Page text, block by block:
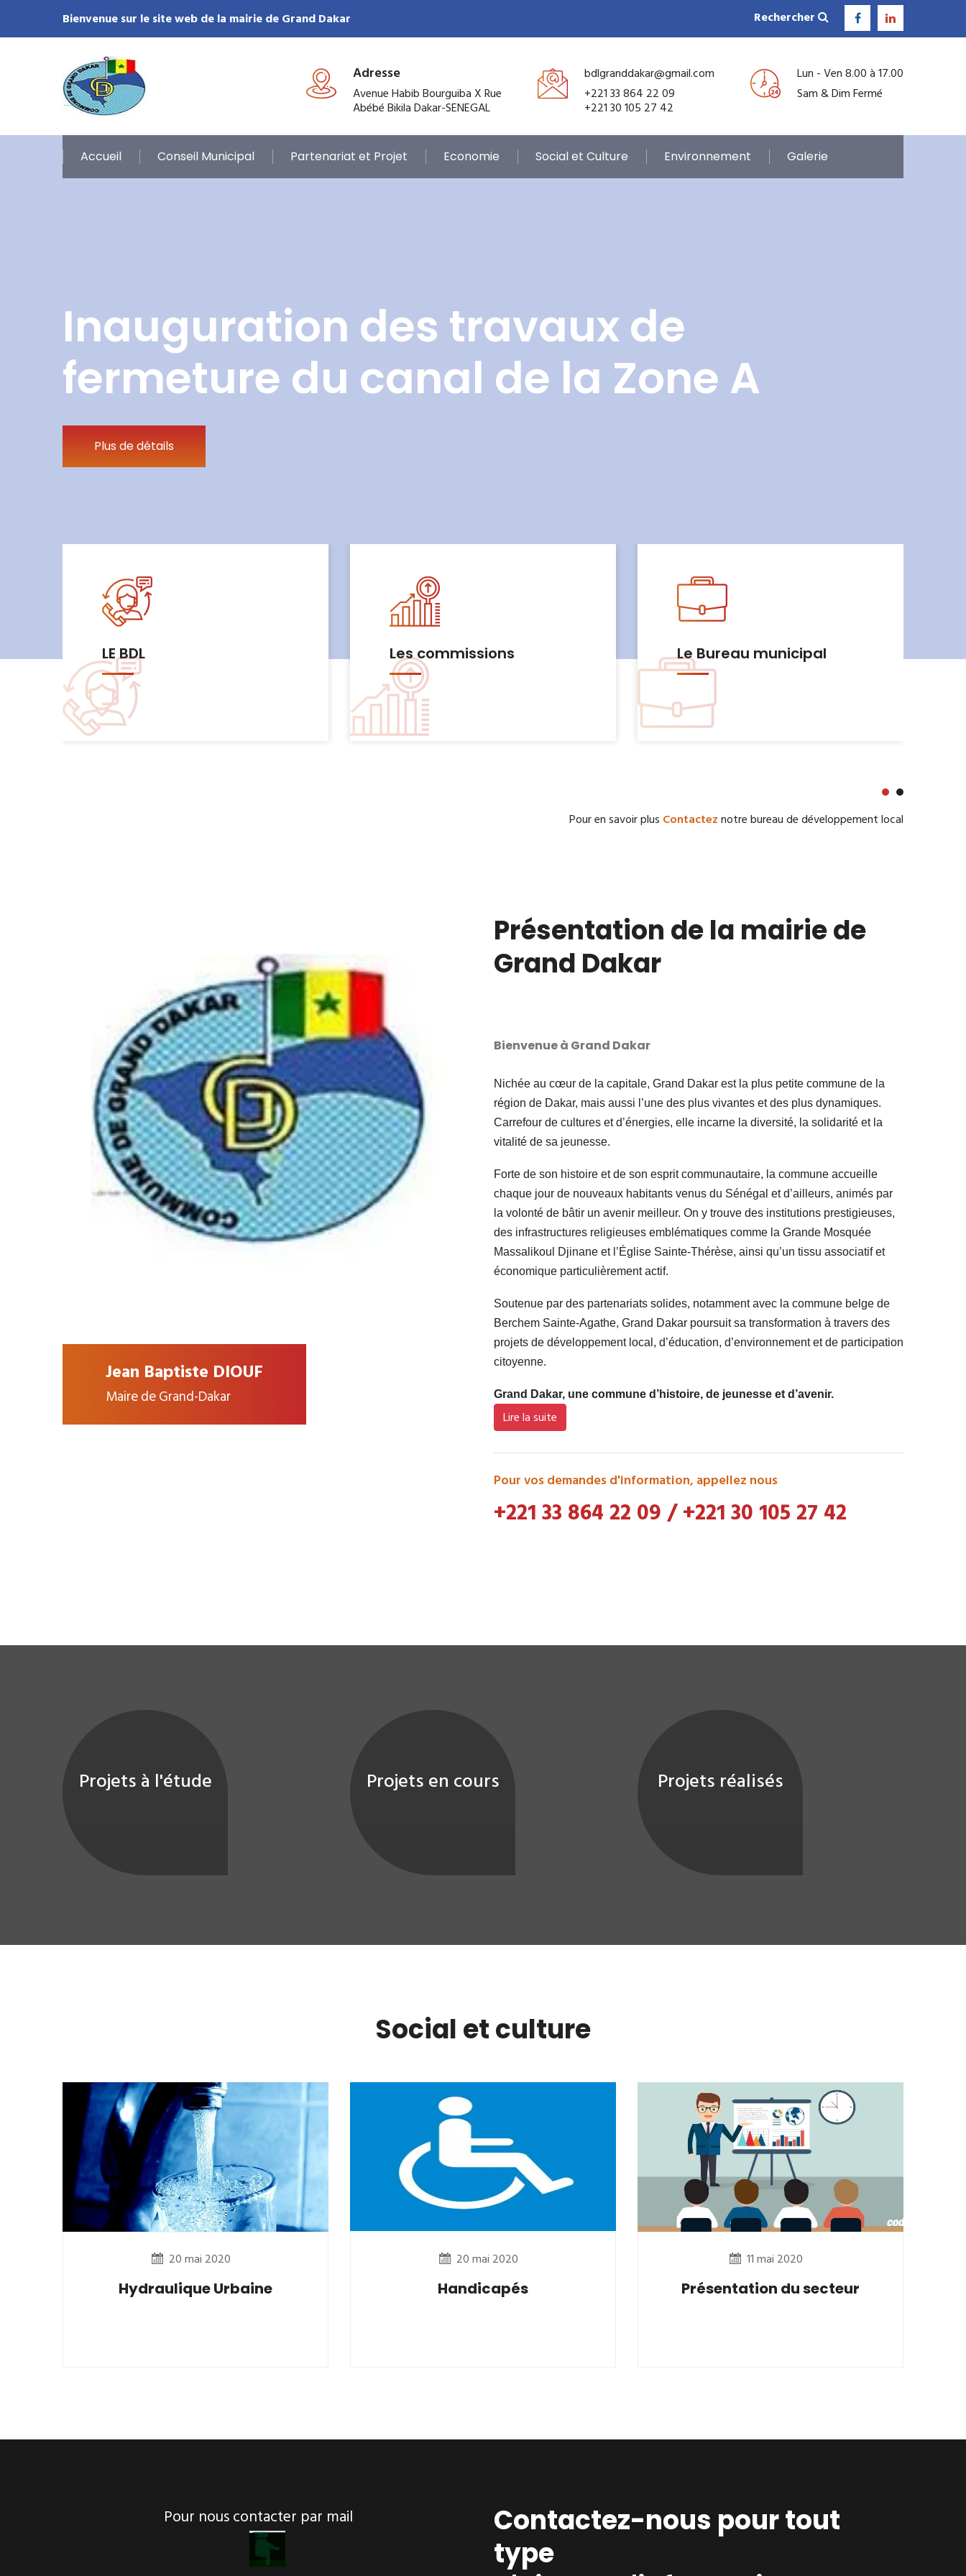
Bienvenue sur le site web de la mairie de Grand Dakar Rechercher
Adresse
Avenue Habib Bourguiba X Rue
Abébé Bikila Dakar-SENEGAL
bdlgranddakar@gmail.com
+221 33 864 22 09
+221 30 105 27 42
Lun - Ven 8.00 à 17.00
Sam & Dim Fermé
Accueil Conseil Municipal Partenariat et Projet Economie Social et Culture Environnement Galerie
Inauguration des travaux de
fermeture du canal de la Zone A
Plus de détails
Les commissions Le Bureau municipal Urbanisme et Habitat
Pour en savoir plus Contacteznotre bureau de développement local
Jean Baptiste DIOUF
Maire de Grand-Dakar
Présentation de la mairie de
Grand Dakar
Bienvenue à Grand Dakar
Nichée au cœur de la capitale, Grand Dakar est la plus petite commune de la
région de Dakar, mais aussi l’une des plus vivantes et des plus dynamiques.
Carrefour de cultures et d’énergies, elle incarne la diversité, la solidarité et la
vitalité de sa jeunesse.
Forte de son histoire et de son esprit communautaire, la commune accueille
chaque jour de nouveaux habitants venus du Sénégal et d’ailleurs, animés par
la volonté de bâtir un avenir meilleur. On y trouve des institutions prestigieuses,
des infrastructures religieuses emblématiques comme la Grande Mosquée
Massalikoul Djinane et l’Église Sainte-Thérèse, ainsi qu’un tissu associatif et
économique particulièrement actif.
Soutenue par des partenariats solides, notamment avec la commune belge de
Berchem Sainte-Agathe, Grand Dakar poursuit sa transformation à travers des
projets de développement local, d’éducation, d’environnement et de participation
citoyenne.
Grand Dakar, une commune d’histoire, de jeunesse et d’avenir.
Lire la suite
Pour vos demandes d'information, appellez nous
+221 33 864 22 09/+221 30 105 27 42
Projets à l'étude Projets en cours Projets réalisés
Social et culture
20 mai 2020
Hydraulique Urbaine
20 mai 2020
Handicapés
11 mai 2020
Présentation du secteur
Pour nous contacter par mail
Contactez-nous pour tout
type